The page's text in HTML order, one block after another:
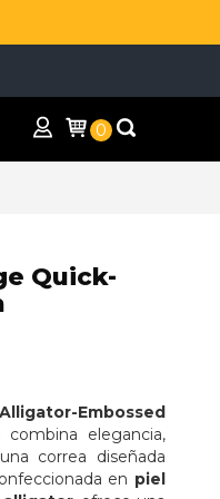
0
Quick-
Embossed
elegancia,
correa diseñada
en piel